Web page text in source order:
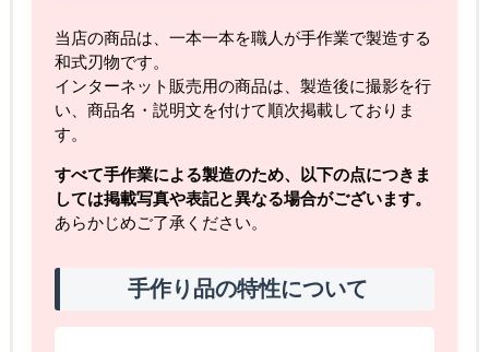
当店の商品は、一本一本を職人が手作業で製造する
和式刃物です。
インターネット販売用の商品は、製造後に撮影を行
い、商品名・説明文を付けて順次掲載しておりま
す。
すべて手作業による製造のため、以下の点につきま
しては掲載写真や表記と異なる場合がございます。
あらかじめご了承ください。
手作り品の特性について